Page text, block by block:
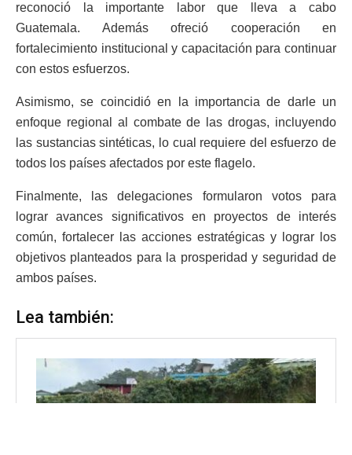
reconoció la importante labor que lleva a cabo
Guatemala. Además ofreció cooperación en
fortalecimiento institucional y capacitación para continuar
con estos esfuerzos.
Asimismo, se coincidió en la importancia de darle un
enfoque regional al combate de las drogas, incluyendo
las sustancias sintéticas, lo cual requiere del esfuerzo de
todos los países afectados por este flagelo.
Finalmente, las delegaciones formularon votos para
lograr avances significativos en proyectos de interés
común, fortalecer las acciones estratégicas y lograr los
objetivos planteados para la prosperidad y seguridad de
ambos países.
Lea también: